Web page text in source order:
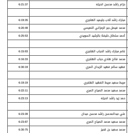
حزام راشد محسن انديله 6:21:37
مبارك راشد ثلاب جليميد الهاجري
6:19:35
محمد فيصل جبر الرمزاني النعيمي
6:20:49
أحمد سلطان خليفة بالرشيد السويدي 6:25:53
غانم مبارك راشد الحباب الهاجري
6:15:93
محمد فالح هادي حباب الهاجري
6:16:33
فهيد سالم فهيد الزبدان المري 6:30:19
مريط سعيد مريط الفهيد الهاجري
6:19:19
محمد سعيد محمد الصياح المري
6:22:11
حمد زيد راشد انديله 6:23:13
علي عبدالمحسن راشد محسن عبدان
6:23:39
محمد سعيد محمد الصياح المري
6:23:87
محمد سعيد بن قحيز 6:30:75